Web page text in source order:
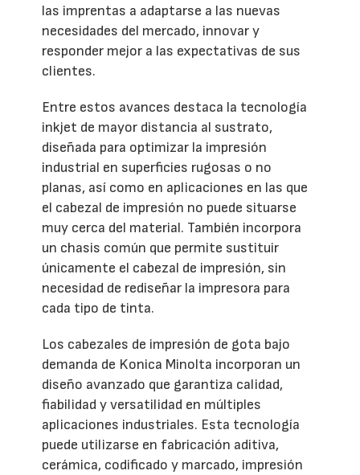
las imprentas a adaptarse a las nuevas
necesidades del mercado, innovar y
responder mejor a las expectativas de sus
clientes.
Entre estos avances destaca la tecnología
inkjet de mayor distancia al sustrato,
diseñada para optimizar la impresión
industrial en superficies rugosas o no
planas, así como en aplicaciones en las que
el cabezal de impresión no puede situarse
muy cerca del material. También incorpora
un chasis común que permite sustituir
únicamente el cabezal de impresión, sin
necesidad de rediseñar la impresora para
cada tipo de tinta.
Los cabezales de impresión de gota bajo
demanda de Konica Minolta incorporan un
diseño avanzado que garantiza calidad,
fiabilidad y versatilidad en múltiples
aplicaciones industriales. Esta tecnología
puede utilizarse en fabricación aditiva,
cerámica, codificado y marcado, impresión